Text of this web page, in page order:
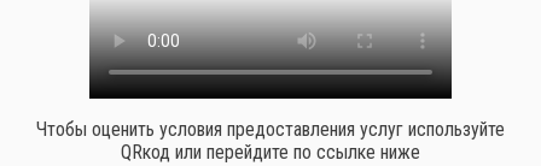
Чтобы оценить условия предоставления услуг используйте
QRкод или перейдите по ссылке ниже